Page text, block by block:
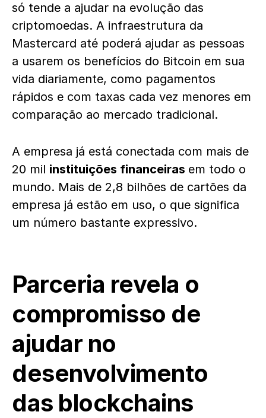
só tende a ajudar na evolução das
criptomoedas. A infraestrutura da
Mastercard até poderá ajudar as pessoas
a usarem os benefícios do Bitcoin em sua
vida diariamente, como pagamentos
rápidos e com taxas cada vez menores em
comparação ao mercado tradicional.
A empresa já está conectada com mais de
20 mil instituições financeiras em todo o
mundo. Mais de 2,8 bilhões de cartões da
empresa já estão em uso, o que significa
um número bastante expressivo.
Parceria revela o
compromisso de
ajudar no
desenvolvimento
das blockchains